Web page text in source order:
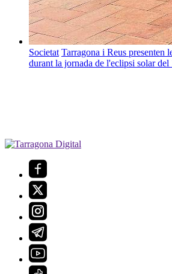
Societat Tarragona i Reus presenten
durant la jornada de l'eclipsi solar del